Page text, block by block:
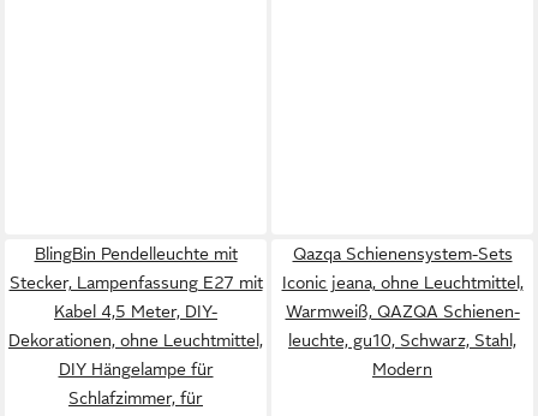
BlingBin Pendelleuchte mit
Stecker, Lampenfassung E27 mit
Kabel 4,5 Meter, DIY-
Dekorationen, ohne Leuchtmittel,
DIY Hängelampe für
Schlafzimmer, für
Qazqa Schienensystem-Sets
Iconic jeana, ohne Leuchtmittel,
Warmweiß, QAZQA Schienen­
leuchte, gu10, Schwarz, Stahl,
Modern